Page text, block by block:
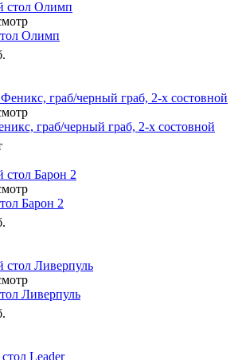
Олимп
граб/черный граб, 2-х состовной
Барон 2
Ливерпуль